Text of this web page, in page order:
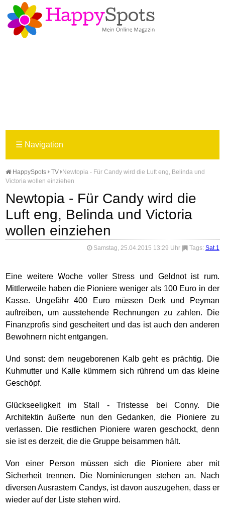
☰ Navigation
HappySpots TV
Newtopia - Für Candy wird die Luft eng, Belinda und
Victoria wollen einziehen
Newtopia - Für Candy wird die
Luft eng, Belinda und Victoria
wollen einziehen
Samstag, 25.04.2015 13:29 Uhr Tags: Sat.1
Eine weitere Woche voller Stress und Geldnot ist rum.
Mittlerweile haben die Pioniere weniger als 100 Euro in der
Kasse. Ungefähr 400 Euro müssen Derk und Peyman
auftreiben, um ausstehende Rechnungen zu zahlen. Die
Finanzprofis sind gescheitert und das ist auch den anderen
Bewohnern nicht entgangen.
Und sonst: dem neugeborenen Kalb geht es prächtig. Die
Kuhmutter und Kalle kümmern sich rührend um das kleine
Geschöpf.
Glückseeligkeit im Stall - Tristesse bei Conny. Die
Architektin äußerte nun den Gedanken, die Pioniere zu
verlassen. Die restlichen Pioniere waren geschockt, denn
sie ist es derzeit, die die Gruppe beisammen hält.
Von einer Person müssen sich die Pioniere aber mit
Sicherheit trennen. Die Nominierungen stehen an. Nach
diversen Ausrastern Candys, ist davon auszugehen, dass er
wieder auf der Liste stehen wird.